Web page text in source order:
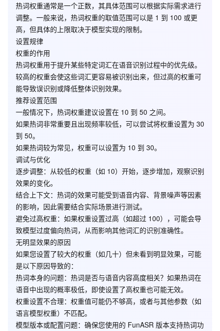
热词权重通常是一个正数，其具体范围可以根据实际需求进行
调整。一般来说，热词权重的取值范围可以是 1 到 100 或更
高，但具体的上限取决于模型实现的限制。
设置规律
权重的作用
热词权重用于提升某些特定词汇在语音识别过程中的优先级。
较高的权重会使这些词汇更容易被识别出来，但过高的权重可
能导致误识别或降低整体识别效果。
推荐设置范围
一般情况下，热词权重建议设置在 10 到 50 之间。
如果热词非常重要且出现频率较低，可以尝试将权重设置为 30
到 50。
如果热词较为常见，权重可以设置为 10 到 30。
调试与优化
逐步调整：从较低的权重（如 10）开始，逐步增加，观察识别
效果的变化。
结合上下文：热词的效果可能受到语音内容、背景噪声等因素
的影响，因此需要结合实际场景进行测试。
避免过高权重：如果权重设置过高（如超过 100），可能会导
致模型过度偏向热词，从而影响其他词汇的识别准确性。
无明显效果的原因
如果您设置了较大的权重（如几十）但未看到明显效果，可能
是以下原因导致的：
热词本身的问题：热词是否与语音内容高度相关？如果热词在
语音中出现的概率极低，即使设置了高权重也可能无效。
权重设置不合理：权重值可能仍不够高，或者与其他参数（如
语言模型权重）不匹配。
模型版本或配置问题：确保您使用的 FunASR 版本支持热词功